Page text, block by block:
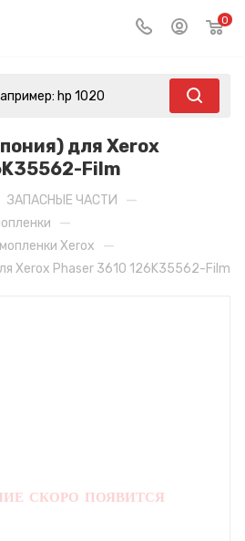
0
для Xerox
Film
ЗАПАСНЫЕ ЧАСТИ —
—
Xerox —
Xerox Phaser 3610 126K35562-Film